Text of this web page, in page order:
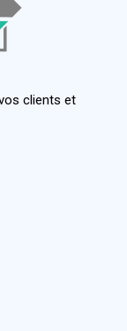
clients et